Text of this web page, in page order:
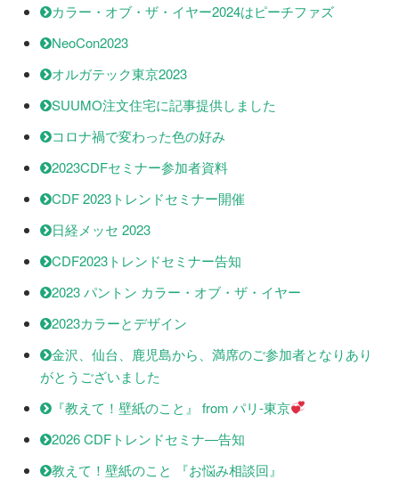
カラー・オブ・ザ・イヤー2024はピーチファズ
NeoCon2023
オルガテック東京2023
SUUMO注文住宅に記事提供しました
コロナ禍で変わった色の好み
2023CDFセミナー参加者資料
CDF 2023トレンドセミナー開催
日経メッセ 2023
CDF2023トレンドセミナー告知
2023 パントン カラー・オブ・ザ・イヤー
2023カラーとデザイン
金沢、仙台、鹿児島から、満席のご参加者となりあり
がとうございました
『教えて！壁紙のこと』 from パリ-東京
2026 CDFトレンドセミナ―告知
教えて！壁紙のこと 『お悩み相談回』